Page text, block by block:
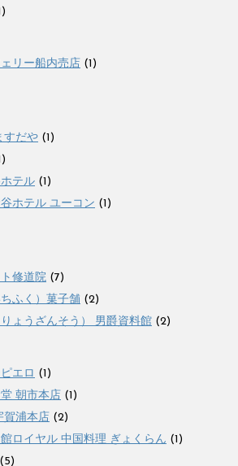
リー船内売店 (1)
すだや (1)
テル (1)
ホテル ユーコン (1)
ト修道院 (7)
ふく）菓子舗 (2)
ょうざんそう） 男爵資料館 (2)
エロ (1)
朝市本店 (1)
賀浦本店 (2)
ロイヤル 中国料理 ぎょくらん (1)
(5)